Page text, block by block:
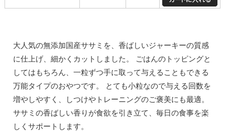
大人気の無添加国産ササミを、香ばしいジャーキーの質感
に仕上げ、細かくカットしました。 ごはんのトッピングと
してはもちろん、一粒ずつ手に取って与えることもできる
万能タイプのおやつです。 とても小粒なので与える回数を
増やしやすく、しつけやトレーニングのご褒美にも最適。
ササミの香ばしい香りが食欲を引き立て、毎日の食事を楽
しくサポートします。